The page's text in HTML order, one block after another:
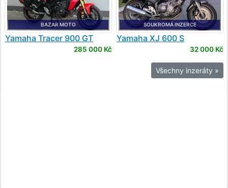
BAZAR MOTO
Yamaha Tracer 900 GT
285 000 Kč
SOUKROMÁ INZERCE
Yamaha XJ 600 S
32 000 Kč
Všechny inzeráty »